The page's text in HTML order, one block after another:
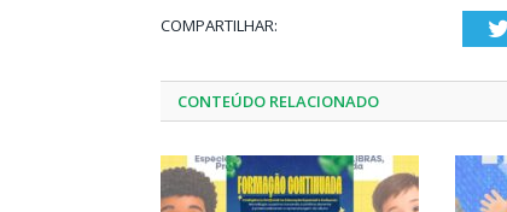
COMPARTILHAR:
CONTEÚDO RELACIONADO